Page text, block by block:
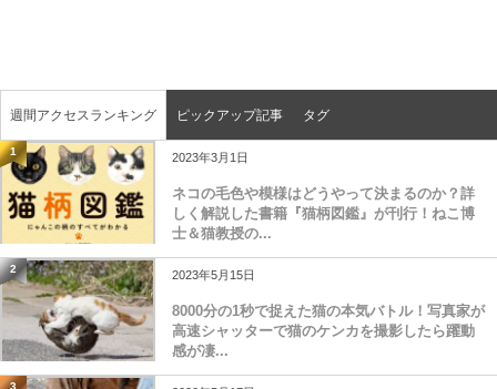
週間アクセスランキング ピックアップ記事 タグ
1 2023年3月1日
ネコの毛色や模様はどうやって決まるのか？詳
しく解説した書籍『猫柄図鑑』が刊行！ねこ博
士＆猫教授の...
2 2023年5月15日
8000分の1秒で捉えた猫の本気バトル！写真家が
高速シャッターで猫のケンカを撮影したら躍動
感が凄...
3